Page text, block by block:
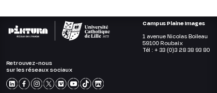
Campus Plaine Images
1 avenue Nicolas Boileau
59100 Roubaix
Tél : + 33 (0)3 28 38 93 80
Retrouvez-nous
sur les réseaux sociaux